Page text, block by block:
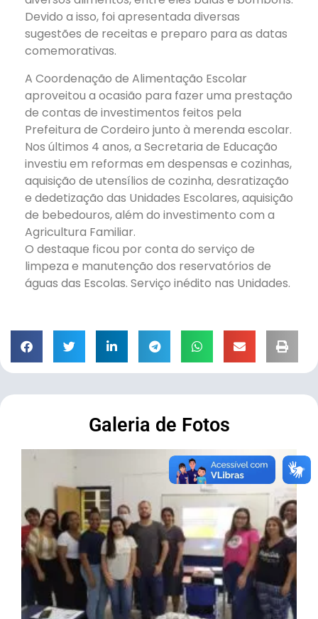
Devido a isso, foi apresentada diversas
sugestões de receitas e preparo para as datas
comemorativas.
A Coordenação de Alimentação Escolar
aproveitou a ocasião para fazer uma prestação
de contas de investimentos feitos pela
Prefeitura de Cordeiro junto à merenda escolar.
Nos últimos 4 anos, a Secretaria de Educação
investiu em reformas em despensas e cozinhas,
aquisição de utensílios de cozinha, desratização
e dedetização das Unidades Escolares, aquisição
de bebedouros, além do investimento com a
Agricultura Familiar.
O destaque ficou por conta do serviço de
limpeza e manutenção dos reservatórios de
águas das Escolas. Serviço inédito nas Unidades.
Galeria de Fotos